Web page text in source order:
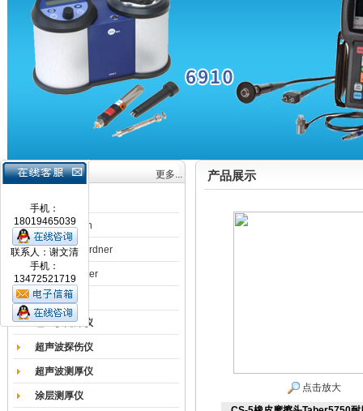
手机：
18019465039
联系人：谢文清
手机：
13472521719
产品目录 更多...
涂膜机
德国Erichsen
德国BYK-Gardner
英国Elcometer
耐磨试验机
色差仪光泽仪
超声波探伤仪
超声波测厚仪
涂层测厚仪
产品展示
点击放大